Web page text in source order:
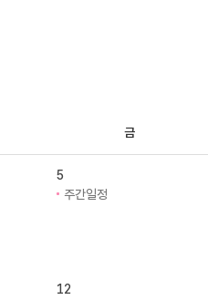
금
5
주간일정
12